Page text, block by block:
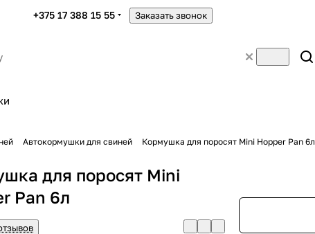
+375 17 388 15 55 Заказать звонок
Автокормушки для свиней Кормушка для поросят Mini Hopper Pan 6л
для поросят Mini
Pan 6л